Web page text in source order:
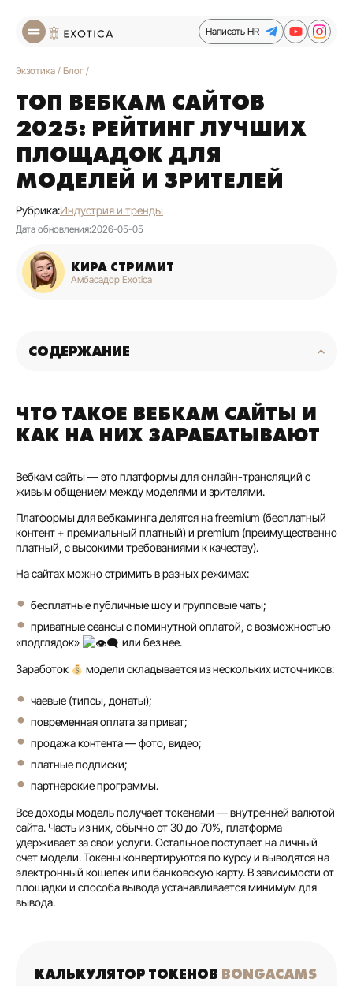
Написать HR
Экзотика / Блог /
ТОП ВЕБКАМ САЙТОВ
2025: РЕЙТИНГ ЛУЧШИХ
ПЛОЩАДОК ДЛЯ
МОДЕЛЕЙ И ЗРИТЕЛЕЙ
Рубрика:Индустрия и тренды
Дата обновления:2026-05-05
КИРА СТРИМИТ
Амбасадор Exotica
СОДЕРЖАНИЕ
ЧТО ТАКОЕ ВЕБКАМ САЙТЫ И
КАК НА НИХ ЗАРАБАТЫВАЮТ
Вебкам сайты — это платформы для онлайн-трансляций с
живым общением между моделями и зрителями.
Платформы для вебкаминга делятся на freemium (бесплатный
контент + премиальный платный) и premium (преимущественно
платный, с высокими требованиями к качеству).
На сайтах можно стримить в разных режимах:
бесплатные публичные шоу и групповые чаты;
приватные сеансы с поминутной оплатой, с возможностью
«подглядок»
или без нее.
Заработок модели складывается из нескольких источников:
чаевые (типсы, донаты);
повременная оплата за приват;
продажа контента — фото, видео;
платные подписки;
партнерские программы.
Все доходы модель получает токенами — внутренней валютой
сайта. Часть из них, обычно от 30 до 70%, платформа
удерживает за свои услуги. Остальное поступает на личный
счет модели. Токены конвертируются по курсу и выводятся на
электронный кошелек или банковскую карту. В зависимости от
площадки и способа вывода устанавливается минимум для
вывода.
КАЛЬКУЛЯТОР ТОКЕНОВ BONGACAMS